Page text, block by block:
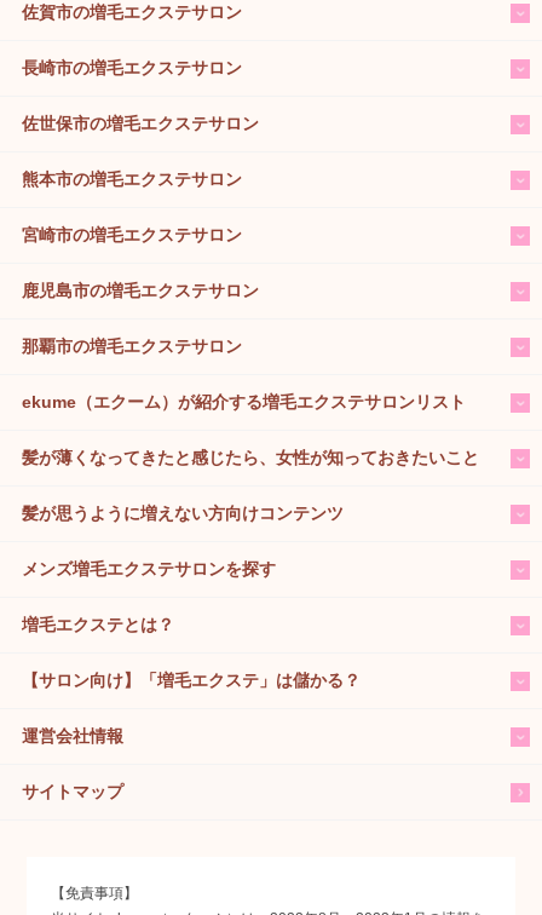
佐賀市の増毛エクステサロン
長崎市の増毛エクステサロン
佐世保市の増毛エクステサロン
熊本市の増毛エクステサロン
宮崎市の増毛エクステサロン
鹿児島市の増毛エクステサロン
那覇市の増毛エクステサロン
ekume（エクーム）が紹介する増毛エクステサロンリスト
髪が薄くなってきたと感じたら、女性が知っておきたいこと
髪が思うように増えない方向けコンテンツ
メンズ増毛エクステサロンを探す
増毛エクステとは？
【サロン向け】「増毛エクステ」は儲かる？
運営会社情報
サイトマップ
【免責事項】